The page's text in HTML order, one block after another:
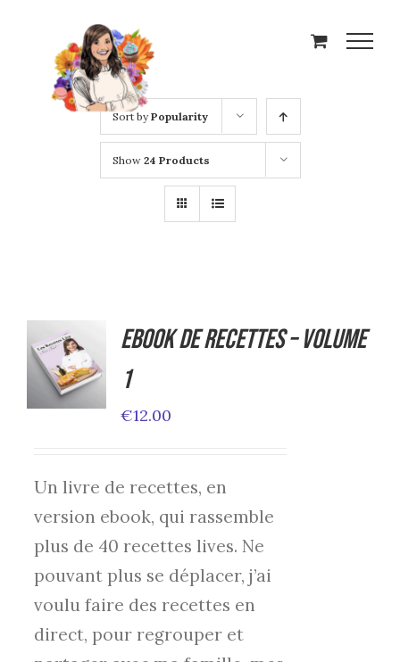
content
Sort byPopularity
Show 24 Products
ADD TO
CART
/
DETAILS
Ebook de Recettes – Volume
1
€12.00
Un livre de recettes, en
version ebook, qui rassemble
plus de 40 recettes lives. Ne
pouvant plus se déplacer, j’ai
voulu faire des recettes en
direct, pour regrouper et